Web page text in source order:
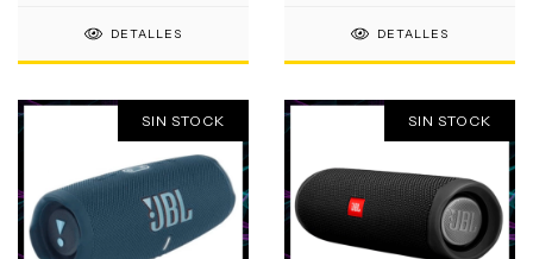
DETALLES DETALLES
SIN STOCK SIN STOCK